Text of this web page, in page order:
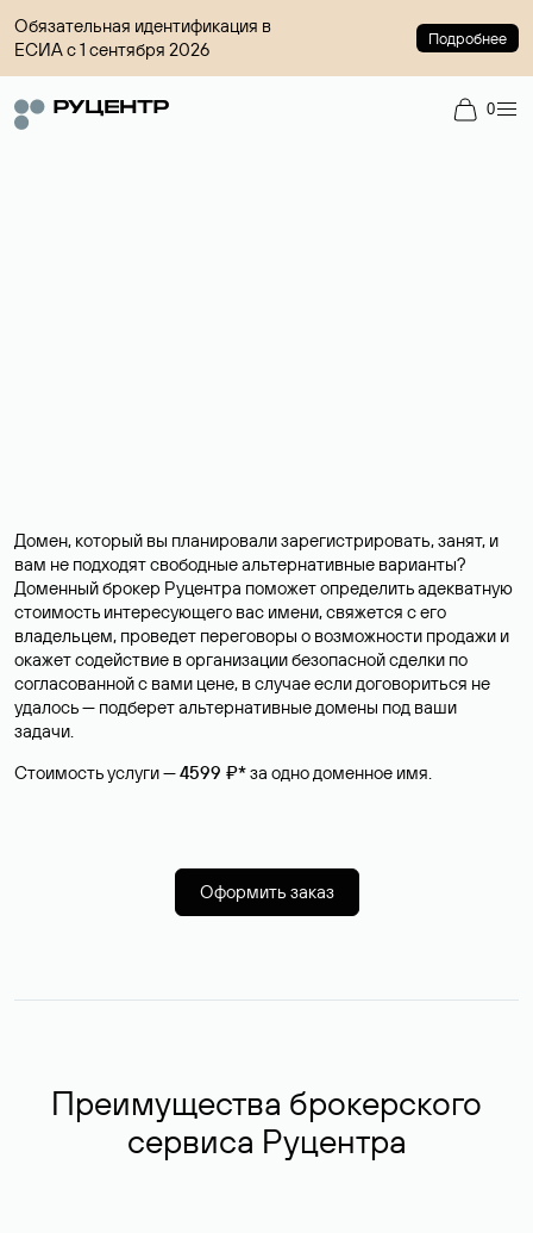
Обязательная идентификация в
ЕСИА с 1 сентября 2026
Подробнее
0
Домен, который вы планировали зарегистрировать, занят, и
вам не подходят свободные альтернативные варианты?
Доменный брокер Руцентра поможет определить адекватную
стоимость интересующего вас имени, свяжется с его
владельцем, проведет переговоры о возможности продажи и
окажет содействие в организации безопасной сделки по
согласованной с вами цене, в случае если договориться не
удалось — подберет альтернативные домены под ваши
задачи.
Стоимость услуги —4599 ₽*за одно доменное имя.
Оформить заказ
Преимущества брокерского
сервиса Руцентра